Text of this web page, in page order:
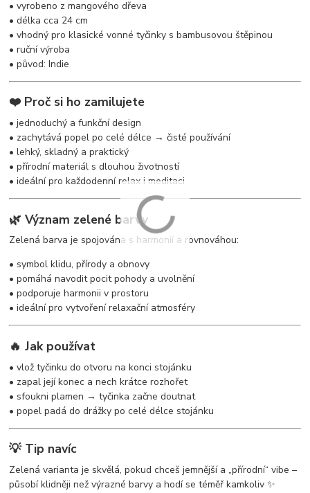
• vyrobeno z mangového dřeva
• délka cca 24 cm
• vhodný pro klasické vonné tyčinky s bambusovou štěpinou
• ruční výroba
• původ: Indie
❤️ Proč si ho zamilujete
• jednoduchý a funkční design
• zachytává popel po celé délce → čisté používání
• lehký, skladný a praktický
• přírodní materiál s dlouhou životností
• ideální pro každodenní relax i meditaci
🌿 Význam zelené barvy
Zelená barva je spojována s harmonií a rovnováhou:
• symbol klidu, přírody a obnovy
• pomáhá navodit pocit pohody a uvolnění
• podporuje harmonii v prostoru
• ideální pro vytvoření relaxační atmosféry
🔥 Jak používat
• vlož tyčinku do otvoru na konci stojánku
• zapal její konec a nech krátce rozhořet
• sfoukni plamen → tyčinka začne doutnat
• popel padá do drážky po celé délce stojánku
💡 Tip navíc
Zelená varianta je skvělá, pokud chceš jemnější a „přírodní“ vibe –
působí klidněji než výrazné barvy a hodí se téměř kamkoliv ✨